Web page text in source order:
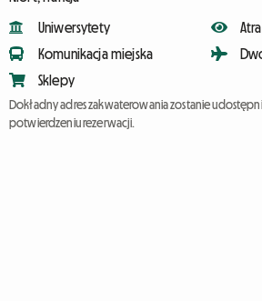
Uniwersytety
Komunikacja miejska
Sklepy
Dokładny adres zakwaterowania zostanie
potwierdzeniu rezerwacji.